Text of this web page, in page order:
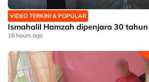
VIDEO TERKINI & POPULAR
Ismahalil Hamzah dipenjara 30 tahun
16 hours ago